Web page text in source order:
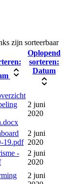
zijn sorteerbaar
Oplopend
sorteren:
Datum
2 juni
2020
19.pdf
2 juni
2020
-
2 juni
2020
2 juni